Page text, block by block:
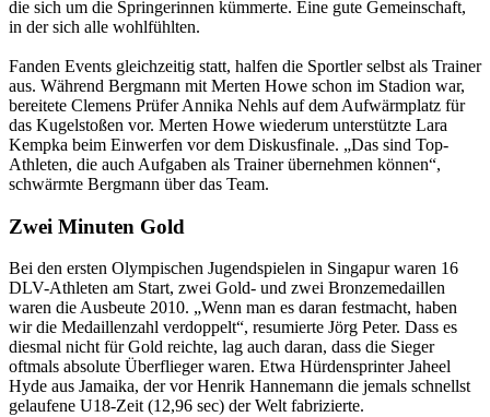
die sich um die Springerinnen kümmerte. Eine gute Gemeinschaft,
in der sich alle wohlfühlten.
Fanden Events gleichzeitig statt, halfen die Sportler selbst als Trainer
aus. Während Bergmann mit Merten Howe schon im Stadion war,
bereitete Clemens Prüfer Annika Nehls auf dem Aufwärmplatz für
das Kugelstoßen vor. Merten Howe wiederum unterstützte Lara
Kempka beim Einwerfen vor dem Diskusfinale. „Das sind Top-
Athleten, die auch Aufgaben als Trainer übernehmen können“,
schwärmte Bergmann über das Team.
Zwei Minuten Gold
Bei den ersten Olympischen Jugendspielen in Singapur waren 16
DLV-Athleten am Start, zwei Gold- und zwei Bronzemedaillen
waren die Ausbeute 2010. „Wenn man es daran festmacht, haben
wir die Medaillenzahl verdoppelt“, resumierte Jörg Peter. Dass es
diesmal nicht für Gold reichte, lag auch daran, dass die Sieger
oftmals absolute Überflieger waren. Etwa Hürdensprinter Jaheel
Hyde aus Jamaika, der vor Henrik Hannemann die jemals schnellst
gelaufene U18-Zeit (12,96 sec) der Welt fabrizierte.